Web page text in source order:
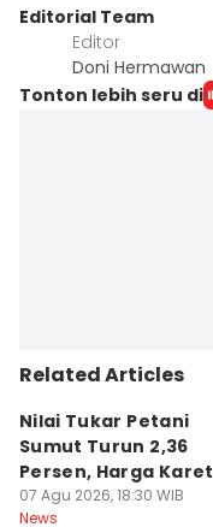
Editorial Team
Editor
Doni Hermawan
Tonton lebih seru di
Related Articles
Nilai Tukar Petani
Sumut Turun 2,36
Persen, Harga Karet
Jadi Pemicu Utama
07 Agu 2026, 18:30 WIB
News